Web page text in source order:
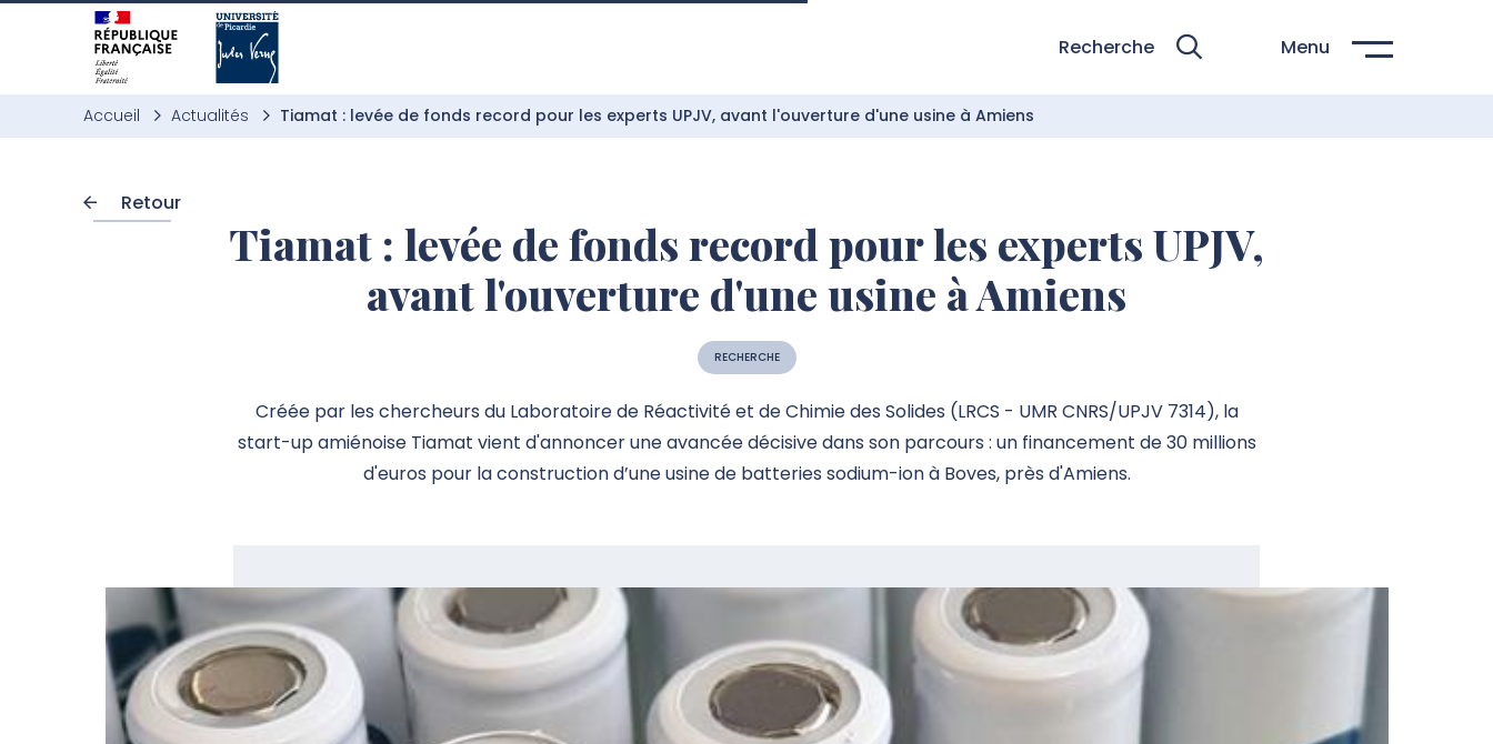
Aller à l’entête de page
Aller au menu principale
Aller au contenu principal
Aller à la recherche
Passer aux cookies
Aller au pied de page
Recherche Menu
Accueil Actualités Tiamat : levée de fonds record pour les experts UPJV, avant l'ouverture d'une usine à Amiens
Retour
Tiamat : levée de fonds record pour les experts UPJV,
avant l'ouverture d'une usine à Amiens
RECHERCHE
Créée par les chercheurs du Laboratoire de Réactivité et de Chimie des Solides (LRCS - UMR CNRS/UPJV 7314), la
start-up amiénoise Tiamat vient d'annoncer une avancée décisive dans son parcours : un financement de 30 millions
d'euros pour la construction d’une usine de batteries sodium-ion à Boves, près d'Amiens.